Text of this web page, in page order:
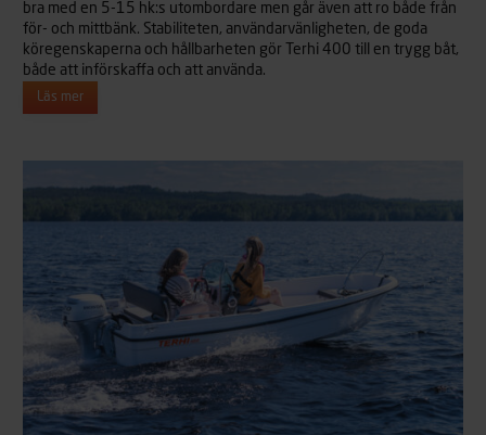
bra med en 5-15 hk:s utombordare men går även att ro både från
för- och mittbänk. Stabiliteten, användarvänligheten, de goda
köregenskaperna och hållbarheten gör Terhi 400 till en trygg båt,
både att införskaffa och att använda.
Läs mer